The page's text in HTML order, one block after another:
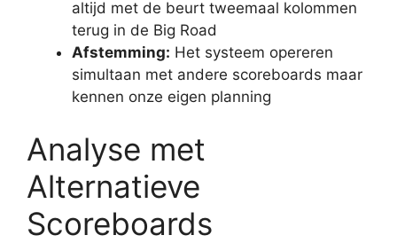
altijd met de beurt tweemaal kolommen
terug in de Big Road
Afstemming: Het systeem opereren
simultaan met andere scoreboards maar
kennen onze eigen planning
Analyse met
Alternatieve
Scoreboards